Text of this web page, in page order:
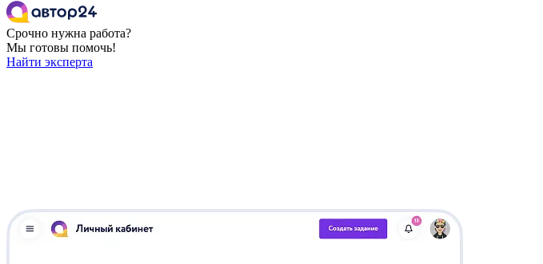
Срочно нужна работа?
Мы готовы помочь!
Найти эксперта